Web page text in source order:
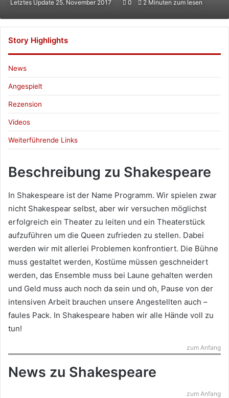
Letztes Update 25. November 2017 0 2 Minuten zum lesen
Story Highlights
News
Angespielt
Rezension
Videos
Weiterführende Links
Beschreibung zu Shakespeare
In Shakespeare ist der Name Programm. Wir spielen zwar
nicht Shakespear selbst, aber wir versuchen möglichst
erfolgreich ein Theater zu leiten und ein Theaterstück
aufzuführen um die Queen zufrieden zu stellen. Dabei
werden wir mit allerlei Problemen konfrontiert. Die Bühne
muss gestaltet werden, Kostüme müssen geschneidert
werden, das Ensemble muss bei Laune gehalten werden
und Geld muss auch noch da sein und oh, Pause von der
intensiven Arbeit brauchen unsere Angestellten auch –
faules Pack. In Shakespeare haben wir alle Hände voll zu
tun!
zum Anfang
News zu Shakespeare
zum Anfang